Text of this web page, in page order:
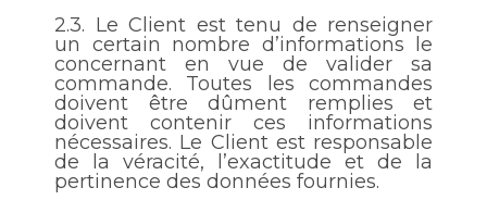
2.3. Le Client est tenu de renseigner
un certain nombre d’informations le
concernant en vue de valider sa
commande. Toutes les commandes
doivent être dûment remplies et
doivent contenir ces informations
nécessaires. Le Client est responsable
de la véracité, l’exactitude et de la
pertinence des données fournies.